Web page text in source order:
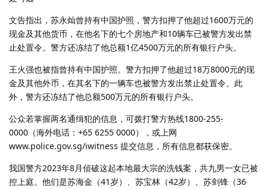
文告指出，苏永灿曾持有中国护照，警方扣押了他超过1600万元的
现金及其他货币，在他名下的七个房地产和10辆车已被警方发出禁
止处置令。警方还冻结了他总额1亿4500万元的所有银行户头。
王火强也被指曾持有中国护照。警方扣押了他超过18万8000元的现
金及其他外币，在其名下的一辆车也被警方发出禁止处置令。此
外，警方还冻结了他总额500万元的所有银行户头。
公众若掌握两名通缉犯的信息，可拨打警方热线1800-255-
0000（海外电话：+65 6255 0000），或上网
www.police.gov.sg/iwitness 提交信息，所有信息都获保密。
我国警方2023年8月侦破这起本地最大宗的洗钱案，共九男一女已被
控上庭。他们是苏海金（41岁）、苏宝林（42岁）、苏剑锋（36